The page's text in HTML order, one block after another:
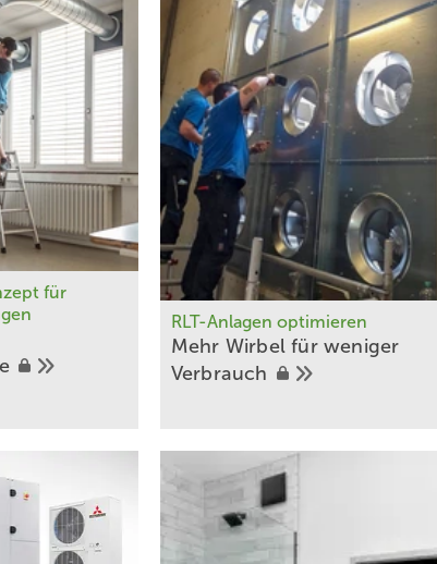
für
RLT-Anlagen optimieren
Meh r Wirbel für weniger
­Verbrauch